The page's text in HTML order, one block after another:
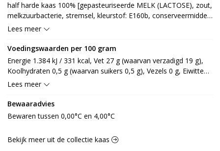
half harde kaas 100% [gepasteuriseerde MELK (LACTOSE), zout,
melkzuurbacterie, stremsel, kleurstof: E160b, conserveermiddel:
E235]
Lees meer
Voedingswaarden per 100 gram
Energie 1.384 kJ / 331 kcal, Vet 27 g (waarvan verzadigd 19 g),
Koolhydraten 0,5 g (waarvan suikers 0,5 g), Vezels 0 g, Eiwitten
22 g, Zout 1,8 g.
Lees meer
Bewaaradvies
Bewaren tussen 0,00°C en 4,00°C
Bekijk meer uit de collectie kaas